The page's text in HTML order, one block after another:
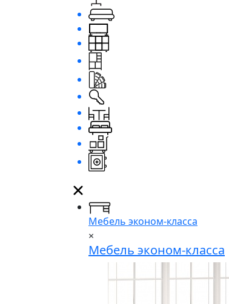
Мебель эконом-класса
×
Мебель эконом-класса